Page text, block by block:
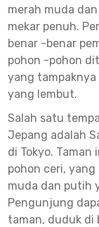
merah muda
mekar penuh.
benar -benar
pohon -pohon
yang tampaknya
yang lembut.
Salah satu
Jepang adalah
di Tokyo. Taman
pohon ceri,
muda dan putih
Pengunjung
taman, duduk di